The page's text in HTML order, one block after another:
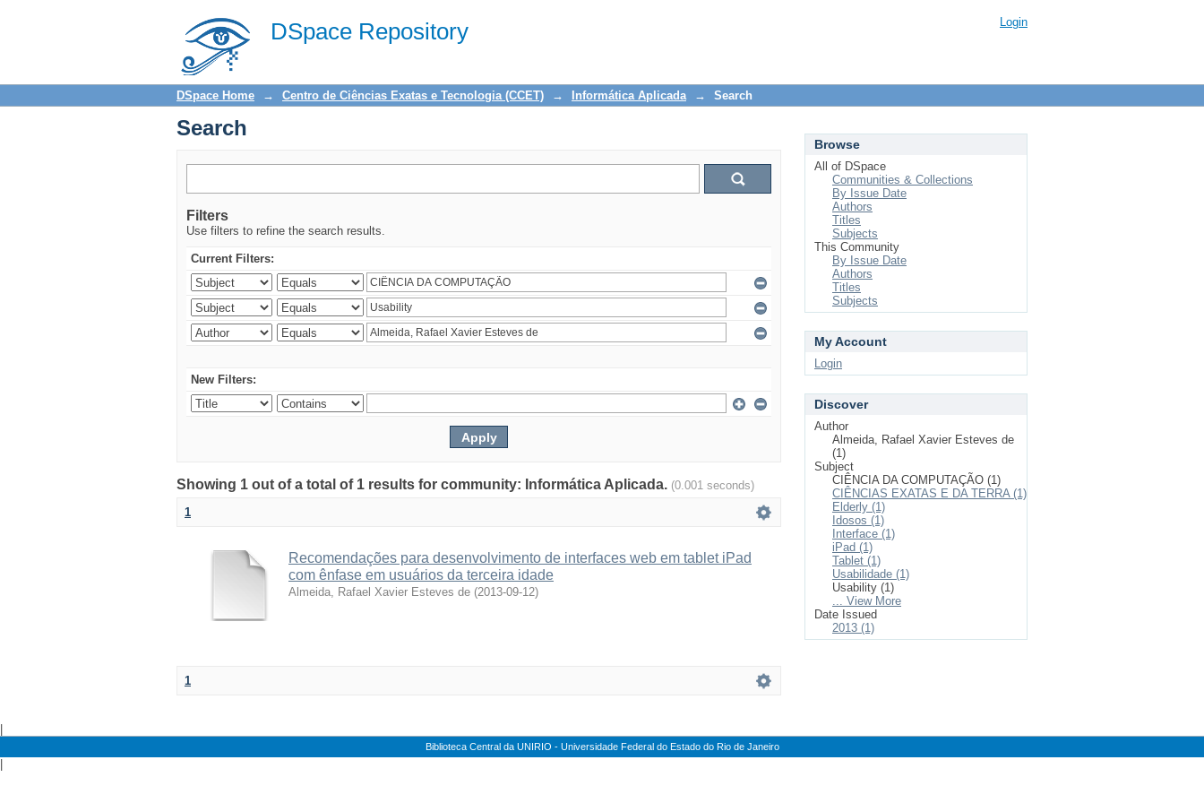
DSpace Repository
Search Login
DSpace Home → Centro de Ciências Exatas e Tecnologia (CCET) → Informática Aplicada → Search
Search
Filters
Use filters to refine the search results.
Current Filters:
New Filters:
Showing 1 out of a total of 1 results for community: Informática Aplicada. (0.001 seconds)
1
Recomendações para desenvolvimento de interfaces web em tablet iPad
com ênfase em usuários da terceira idade
Almeida, Rafael Xavier Esteves de (2013-09-12)
1
Browse
All of DSpace
Communities & Collections
By Issue Date
Authors
Titles
Subjects
This Community
By Issue Date
Authors
Titles
Subjects
My Account
Login
Discover
Author
Almeida, Rafael Xavier Esteves de
(1)
Subject
CIÊNCIA DA COMPUTAÇÃO (1)
CIÊNCIAS EXATAS E DA TERRA (1)
Elderly (1)
Idosos (1)
Interface (1)
iPad (1)
Tablet (1)
Usabilidade (1)
Usability (1)
... View More
Date Issued
2013 (1)
Biblioteca Central da UNIRIO - Universidade Federal do Estado do Rio de Janeiro